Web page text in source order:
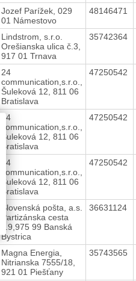
Jozef Parížek, 029
01 Námestovo
48146471
Lindstrom, s.r.o.
Orešianska ulica č.3,
917 01 Trnava
35742364
24
communication,s.r.o.,
Šuleková 12, 811 06
Bratislava
47250542
24
communication,s.r.o.,
Šuleková 12, 811 06
Bratislava
47250542
24
communication,s.r.o.,
Šuleková 12, 811 06
Bratislava
47250542
Slovenská pošta, a.s.
Partizánska cesta
č.9,975 99 Banská
Bystrica
36631124
Magna Energia,
Nitrianska 7555/18,
921 01 Piešťany
35743565